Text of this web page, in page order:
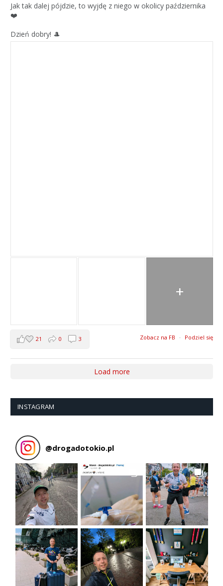
Jak tak dalej pójdzie, to wyjdę z niego w okolicy października
❤️
Dzień dobry! 🎩
+
Zobacz na FB · Podziel się
21 0 3
Load more
INSTAGRAM
@drogadotokio.pl